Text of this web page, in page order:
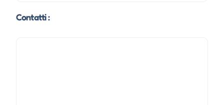
Contatti :